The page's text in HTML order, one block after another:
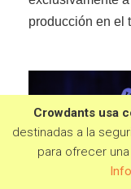
producción en el
Crowdants usa
destinadas a la
para ofrecer